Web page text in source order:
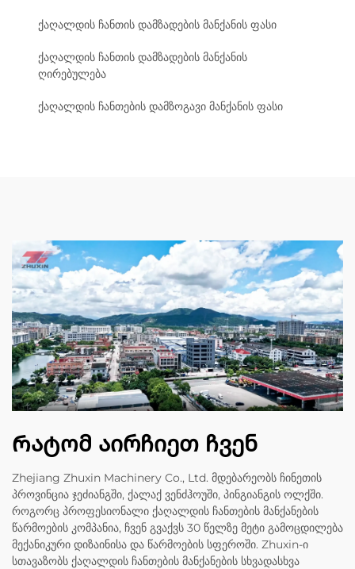
ქაღალდის ჩანთის დამზადების მანქანის ფასი
ქაღალდის ჩანთის დამზადების მანქანის
ღირებულება
ქაღალდის ჩანთების დამზოგავი მანქანის ფასი
Რატომ აირჩიეთ ჩვენ
Zhejiang Zhuxin Machinery Co., Ltd. მდებარეობს ჩინეთის
პროვინცია ჯეძიანგში, ქალაქ ვენძჰოუში, პინგიანგის ოლქში.
როგორც პროფესიონალი ქაღალდის ჩანთების მანქანების
წარმოების კომპანია, ჩვენ გვაქვს 30 წელზე მეტი გამოცდილება
მექანიკური დიზაინისა და წარმოების სფეროში. Zhuxin-ი
სთავაზობს ქაღალდის ჩანთების მანქანების სხვადასხვა